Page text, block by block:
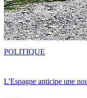
L'Espagne anticipe une
POLITIQUE